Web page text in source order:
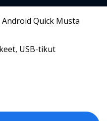
, USB-tikut